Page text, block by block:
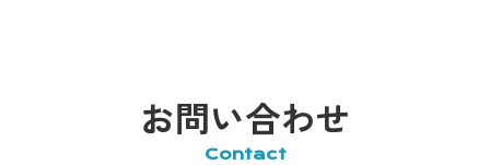
お問い合わせ
Contact